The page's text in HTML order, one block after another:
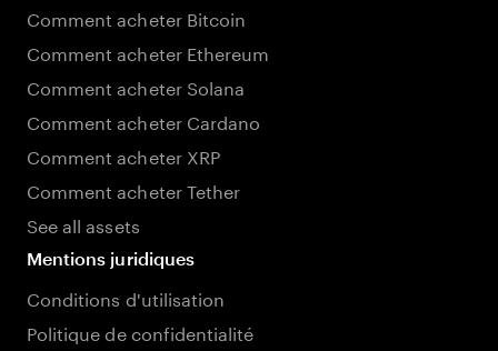
Comment acheter Bitcoin
Comment acheter Ethereum
Comment acheter Solana
Comment acheter Cardano
Comment acheter XRP
Comment acheter Tether
See all assets
Mentions juridiques
Conditions d'utilisation
Politique de confidentialité